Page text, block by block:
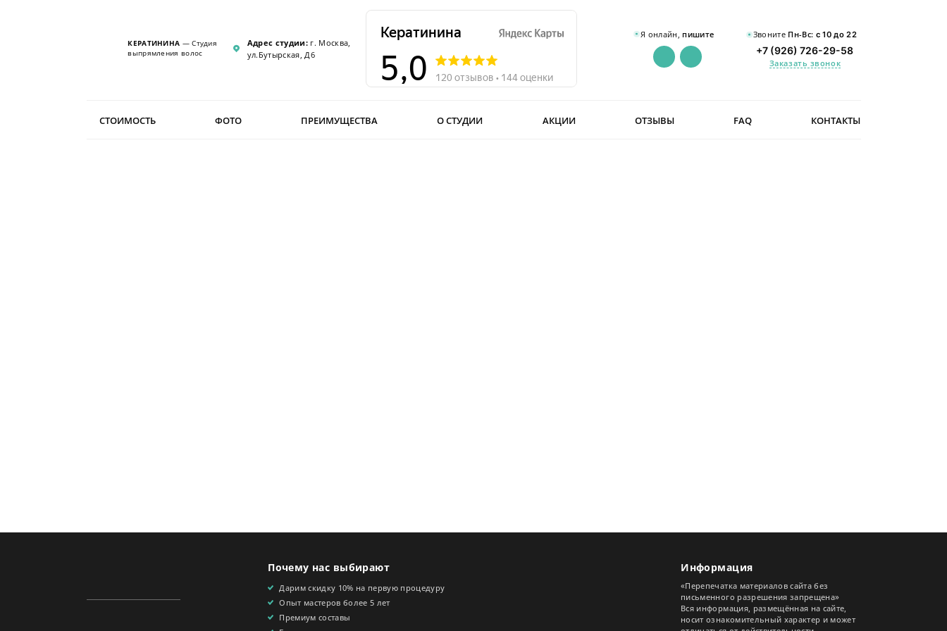
КЕРАТИНИНА — Студия
выпрямления волос
Адрес студии:г. Москва,
ул.Бутырская, Д6
Я онлайн,пишите Звоните Пн-Вс: с 10 до 22
+7 (926) 726-29-58
Заказать звонок
СТОИМОСТЬ ФОТО ПРЕИМУЩЕСТВА О СТУДИИ АКЦИИ ОТЗЫВЫ FAQ КОНТАКТЫ
Почему нас выбирают
Дарим скидку 10% на первую процедуру
Опыт мастеров более 5 лет
Премиум составы
Информация
«Перепечатка материалов сайта без
письменного разрешения запрещена»
Вся информация, размещённая на сайте,
носит ознакомительный характер и может